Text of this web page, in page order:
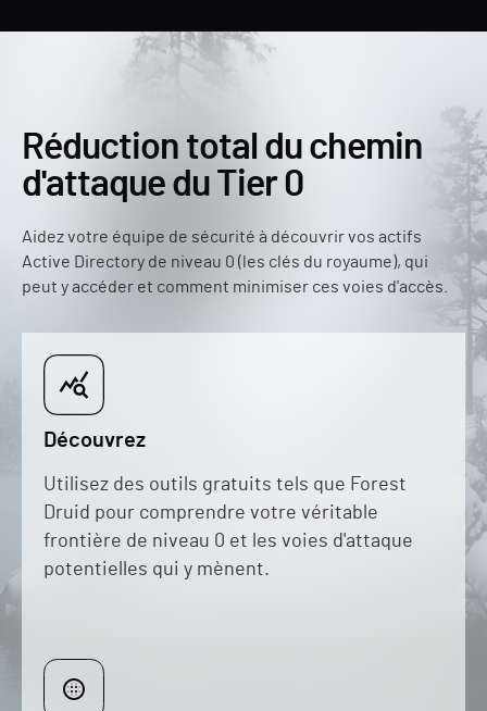
Réduction total du chemin
d'attaque du Tier 0
Aidez votre équipe de sécurité à découvrir vos actifs
Active Directory de niveau 0 (les clés du royaume), qui
peut y accéder et comment minimiser ces voies d'accès.
Découvrez
Utilisez des outils gratuits tels que Forest
Druid pour comprendre votre véritable
frontière de niveau 0 et les voies d'attaque
potentielles qui y mènent.